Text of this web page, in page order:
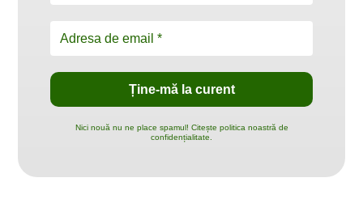
Nici nouă nu ne place spamul! Citește politica noastră de
confidențialitate.